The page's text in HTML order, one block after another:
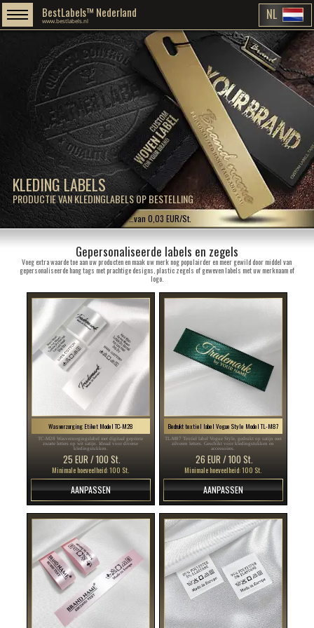
KLEDING LABELS
PRODUCTIE VAN KLEDINGLABELS OP BESTELLING
BestLabels™ Nederland
www.bestlabels.nl NL
…van 0,03 EUR/St.
Gepersonaliseerde labels en zegels
Voeg extra waarde toe aan uw producten en maak uw merk nog populairder en meer gewild door middel van
gepersonaliseerde hang tags met prachtige designs, plastic zegels of geweven labels met uw merknaam of
logo.
Wasverzorging Etiket Model TC-M28
TC-M28 Wasverzorgingslabel met digitaal geprinte
zwarte letters op wit satijn. Ideaal voor diverse
kledingstukken.
25 EUR / 100 St.
Minimale hoeveelheid: 100 St.
AANPASSEN
Bedrukt textiel label Vogue Style Model TL-M87
TL-M87 Textiel label Vogue Style, gedrukt op satijn met
zilveren letters. Geschikt voor kledingstukken en
accessoires.
26 EUR / 100 St.
Minimale hoeveelheid: 100 St.
AANPASSEN